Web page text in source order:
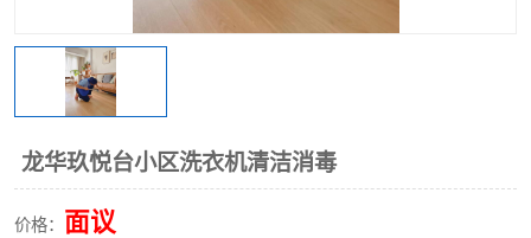
龙华玖悦台小区洗衣机清洁消毒
价格： 面议